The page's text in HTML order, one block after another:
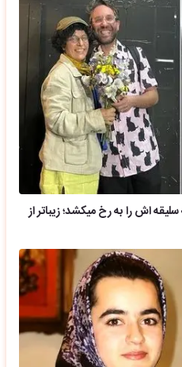
اش را به رخ میکشد؛ زیباتر از